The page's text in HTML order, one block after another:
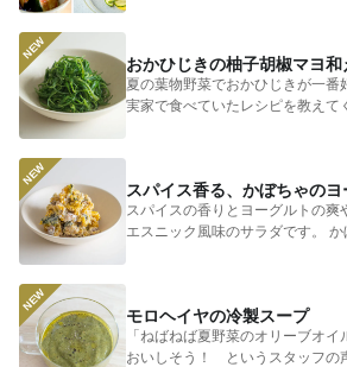
します。 そ...
おかひじきの柚子胡椒マヨ和
夏の葉物野菜でおかひじきが一番
実家で食べていたレシピを教えて
スパイス香る、かぼちゃの
スパイスの香りとヨーグルトの爽
エスニック風味のサラダです。 か
モロヘイヤの冷製スープ
「ねばねば夏野菜のオリーブオ
おいしそう！ というスタッフの